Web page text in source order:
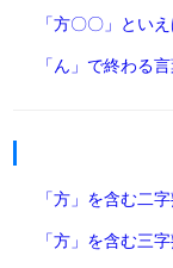
「方〇〇」とい
「ん」で終わる
「方」を含む二
「方」を含む三